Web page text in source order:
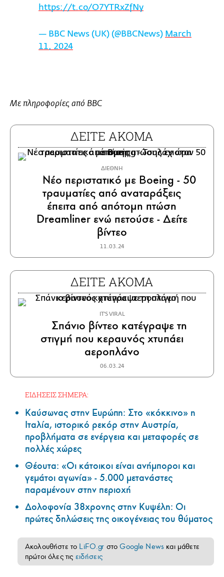
https://t.co/O7YTRxZfNy
— BBC News (UK) (@BBCNews) March
11, 2024
Με πληροφορίες από BBC
ΔΕΙΤΕ ΑΚΟΜΑ
ΔΙΕΘΝΗ
Νέο περιστατικό με Boeing - 50
τραυματίες από αναταράξεις
έπειτα από απότομη πτώση
Dreamliner ενώ πετούσε - Δείτε
βίντεο
11.03.24
ΔΕΙΤΕ ΑΚΟΜΑ
IT'S VIRAL
Σπάνιο βίντεο κατέγραψε τη
στιγμή που κεραυνός χτυπάει
αεροπλάνο
06.03.24
ΕΙΔΗΣΕΙΣ ΣΗΜΕΡΑ:
Καύσωνας στην Ευρώπη: Στο «κόκκινο» η
Ιταλία, ιστορικό ρεκόρ στην Αυστρία,
προβλήματα σε ενέργεια και μεταφορές σε
πολλές χώρες
Θέουτα: «Οι κάτοικοι είναι ανήμποροι και
γεμάτοι αγωνία» - 5.000 μετανάστες
παραμένουν στην περιοχή
Δολοφονία 38χρονης στην Κυψέλη: Οι
πρώτες δηλώσεις της οικογένειας του θύματος
Ακολουθήστε το LiFO.gr στοGoogle News και μάθετε
πρώτοι όλες τις ειδήσεις